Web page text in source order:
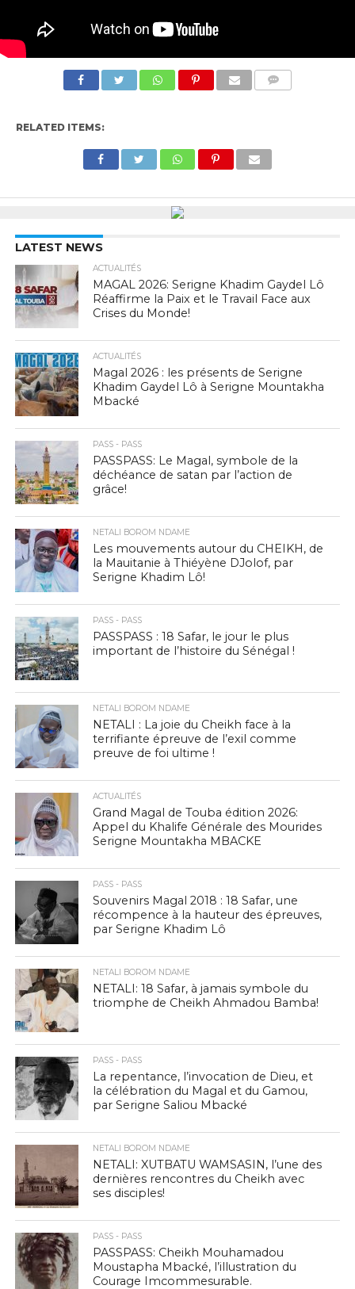
RELATED ITEMS:
LATEST NEWS
ACTUALITÉS
MAGAL 2026: Serigne Khadim Gaydel Lô
Réaffirme la Paix et le Travail Face aux
Crises du Monde!
ACTUALITÉS
Magal 2026 : les présents de Serigne
Khadim Gaydel Lô à Serigne Mountakha
Mbacké
PASS - PASS
PASSPASS: Le Magal, symbole de la
déchéance de satan par l’action de
grâce!
NETALI BOROM NDAME
Les mouvements autour du CHEIKH, de
la Mauitanie à Thiéyène DJolof, par
Serigne Khadim Lô!
PASS - PASS
PASSPASS : 18 Safar, le jour le plus
important de l’histoire du Sénégal !
NETALI BOROM NDAME
NETALI : La joie du Cheikh face à la
terrifiante épreuve de l’exil comme
preuve de foi ultime !
ACTUALITÉS
Grand Magal de Touba édition 2026:
Appel du Khalife Générale des Mourides
Serigne Mountakha MBACKE
PASS - PASS
Souvenirs Magal 2018 : 18 Safar, une
récompence à la hauteur des épreuves,
par Serigne Khadim Lô
NETALI BOROM NDAME
NETALI: 18 Safar, à jamais symbole du
triomphe de Cheikh Ahmadou Bamba!
PASS - PASS
La repentance, l’invocation de Dieu, et
la célébration du Magal et du Gamou,
par Serigne Saliou Mbacké
NETALI BOROM NDAME
NETALI: XUTBATU WAMSASIN, l’une des
dernières rencontres du Cheikh avec
ses disciples!
PASS - PASS
PASSPASS: Cheikh Mouhamadou
Moustapha Mbacké, l’illustration du
Courage Imcommesurable.